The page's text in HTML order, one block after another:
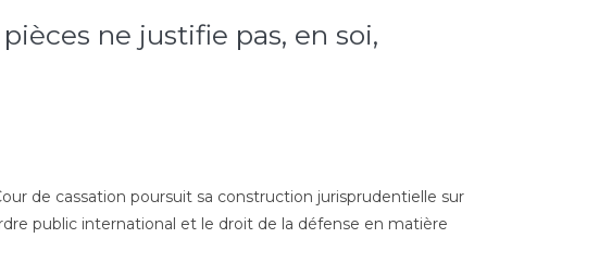
ne justifie pas, en soi,
de cassation poursuit sa construction jurisprudentielle sur
public international et le droit de la défense en matière